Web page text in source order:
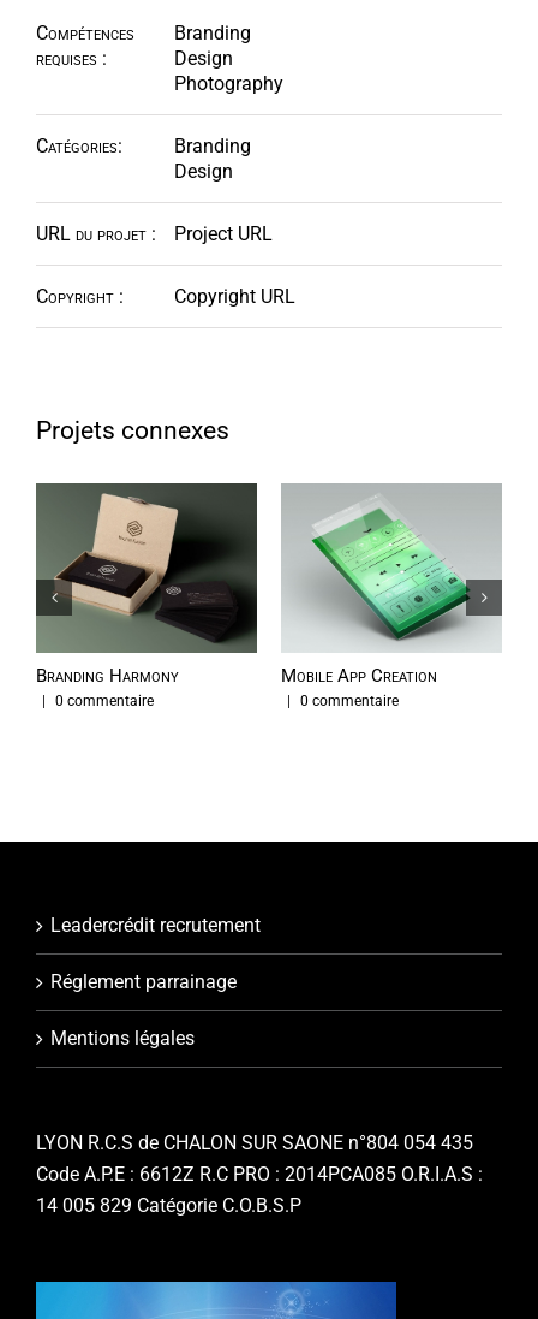
Compétences
requises :
Branding
Design
Photography
Catégories:
Branding
Design
URL du projet : Project URL
Copyright : Copyright URL
Projets connexes
Branding Harmony
0 commentaire
Mobile App Creation
0 commentaire
Leadercrédit recrutement
Réglement parrainage
Mentions légales
LYON R.C.S de CHALON SUR SAONE n°804 054 435
Code A.P.E : 6612Z R.C PRO : 2014PCA085 O.R.I.A.S :
14 005 829 Catégorie C.O.B.S.P